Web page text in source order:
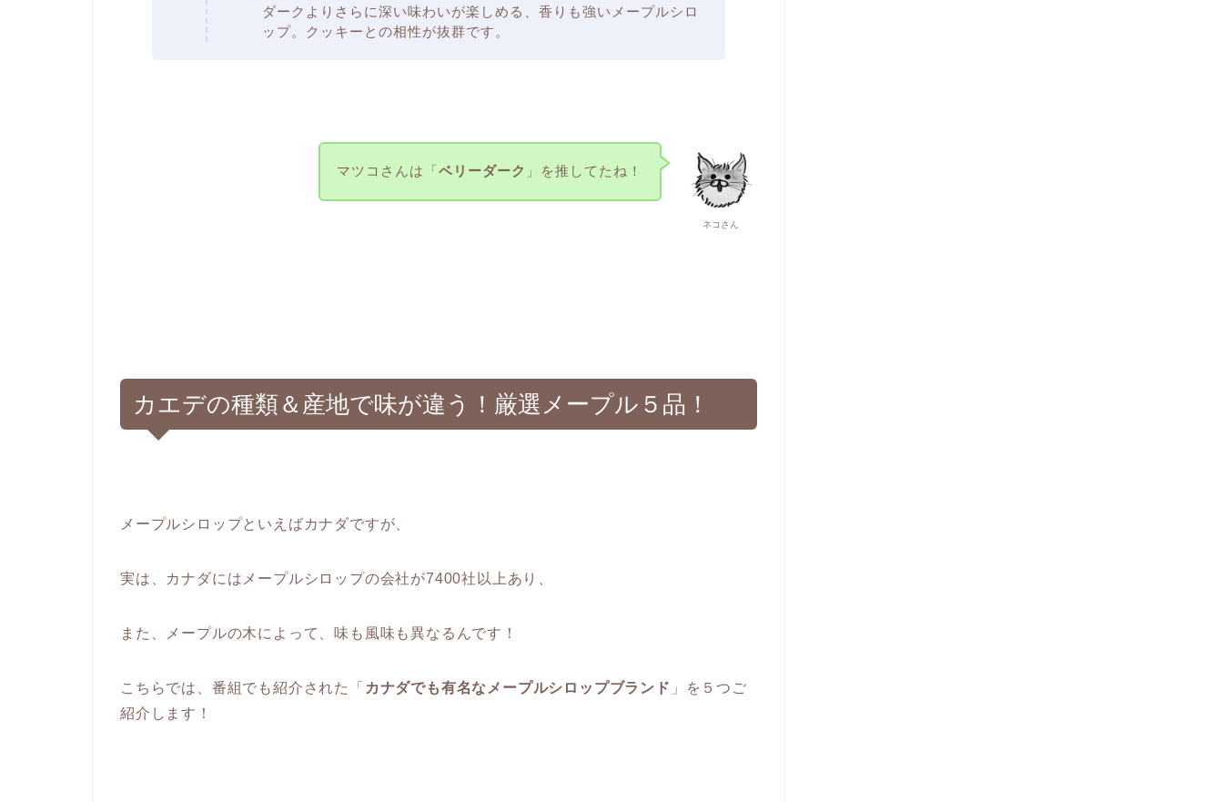
ダークよりさらに深い味わいが楽しめる、香りも強いメープルシロ
ップ。クッキーとの相性が抜群です。
ネコさん
マツコさんは「ベリーダーク 」を推してたね！
カエデの種類＆産地で味が違う！厳選メープル５品！
メープルシロップといえばカナダですが、
実は、カナダにはメープルシロップの会社が7400社以上あり、
また、メープルの木によって、味も風味も異なるんです！
こちらでは、番組でも紹介された「 カナダでも有名なメープルシロップブランド 」を５つご
紹介します！